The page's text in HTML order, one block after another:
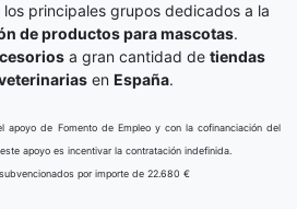
principales grupos dedicados a la
de productos para mascotas.
a gran cantidad de tiendas
en España.
apoyo de Fomento de Empleo y con la cofinanciación del
apoyo es incentivar la contratación indefinida.
por importe de 22.680 €